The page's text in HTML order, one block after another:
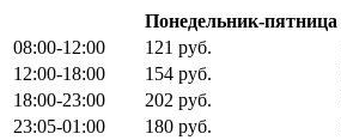
Понедельник-пятница
08:00-12:00
121 руб.
12:00-18:00
154 руб.
18:00-23:00
202 руб.
23:05-01:00
180 руб.